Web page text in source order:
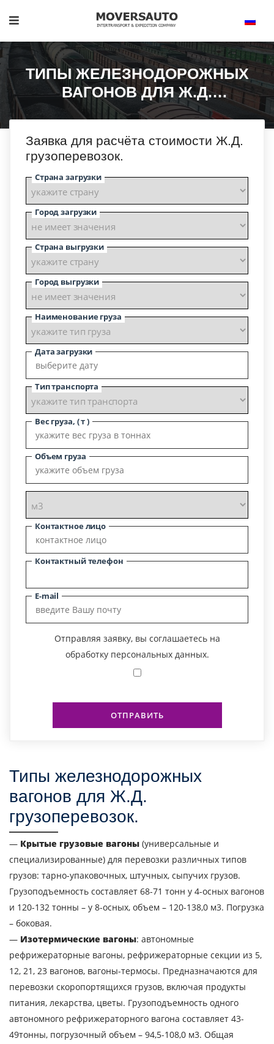
ТИПЫ ЖЕЛЕЗНОДОРОЖНЫХ
ВАГОНОВ ДЛЯ Ж.Д.
ГРУЗОПЕРЕВОЗОК.
Заявка для расчёта стоимости Ж.Д.
грузоперевозок.
Страна загрузки
Город загрузки
Страна выгрузки
Город выгрузки
Наименование груза
Дата загрузки
Тип транспорта
Вес груза, ( т )
Объем груза
Контактное лицо
Контактный телефон
E-mail
Отправляя заявку, вы соглашаетесь на
обработку персональных данных.
ОТПРАВИТЬ
Типы железнодорожных
вагонов для Ж.Д.
грузоперевозок.
— Крытые грузовые вагоны (универсальные и
специализированные) для перевозки различных типов
грузов: тарно-упаковочных, штучных, сыпучих грузов.
Грузоподъемность составляет 68-71 тонн у 4-осных вагонов
и 120-132 тонны – у 8-осных, объем – 120-138,0 м3. Погрузка
– боковая.
— Изотермические вагоны: автономные
рефрижераторные вагоны, рефрижераторные секции из 5,
12, 21, 23 вагонов, вагоны-термосы. Предназначаются для
перевозки скоропортящихся грузов, включая продукты
питания, лекарства, цветы. Грузоподъемность одного
автономного рефрижераторного вагона составляет 43-
49тонны, погрузочный объем – 94,5-108,0 м3. Общая